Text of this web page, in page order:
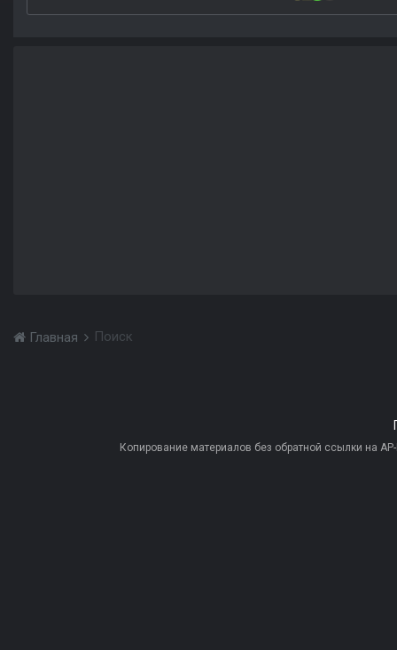
Главная Поиск
Копирование материалов без обратной ссылки на